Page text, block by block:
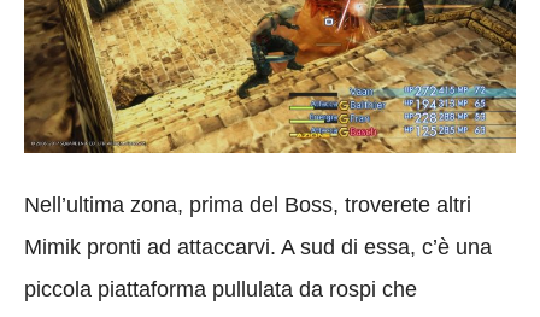
Nell’ultima zona, prima del Boss, troverete altri
Mimik pronti ad attaccarvi. A sud di essa, c’è una
piccola piattaforma pullulata da rospi che